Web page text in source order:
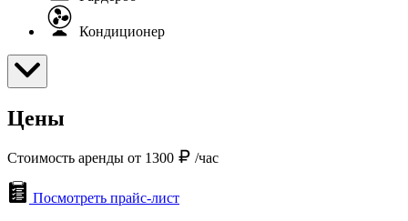
Кондиционер
Цены
Стоимость аренды от 1300 /час
Посмотреть прайс-лист